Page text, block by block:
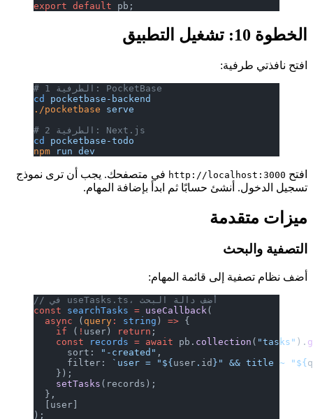
export default pb;
الخطوة 10: تشغيل التطبيق
افتح نافذتي طرفية:
# الطرفية 1: PocketBase
cd pocketbase-backend
./pocketbase serve
# الطرفية 2: Next.js
cd pocketbase-todo
npm
run dev
افتحhttp://localhost:3000في متصفحك. يجب أن ترى نموذج
تسجيل الدخول. أنشئ حسابًا ثم ابدأ بإضافة المهام.
ميزات متقدمة
التصفية والبحث
أضف نظام تصفية إلى قائمة المهام:
// في useTasks.ts، أضف دالة البحث
const searchTasks = useCallback
  async
(query string ) => {
    if
( !user) return
    const
records = await pb.collection ("tasks" ).
      sort:
"-created"
      filter:
`user = "${user . id }" && title ~ "${
    });
    setTasks
(records);
  },
  [user]
);